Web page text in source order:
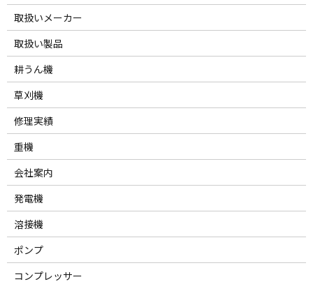
取扱いメーカー
取扱い製品
耕うん機
草刈機
修理実績
重機
会社案内
発電機
溶接機
ポンプ
コンプレッサー